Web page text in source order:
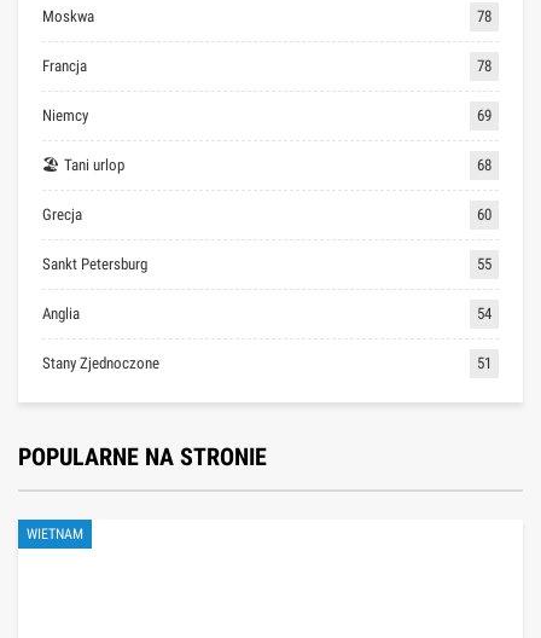
Moskwa 78
Francja 78
Niemcy 69
🏖 Tani urlop 68
Grecja 60
Sankt Petersburg 55
Anglia 54
Stany Zjednoczone 51
POPULARNE NA STRONIE
WIETNAM